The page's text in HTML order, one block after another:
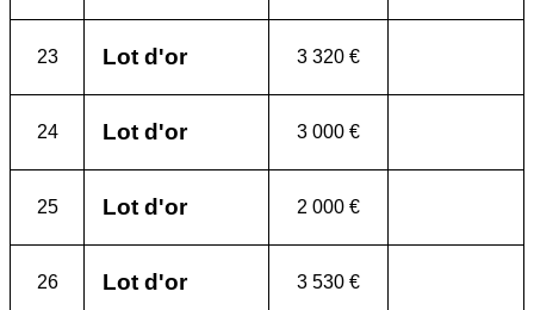
23 Lot d'or 3 320 €
24 Lot d'or 3 000 €
25 Lot d'or 2 000 €
26 Lot d'or 3 530 €